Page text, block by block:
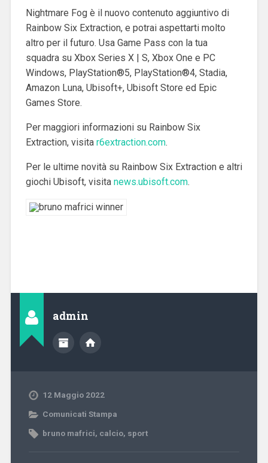
Nightmare Fog è il nuovo contenuto aggiuntivo di
Rainbow Six Extraction, e potrai aspettarti molto
altro per il futuro. Usa Game Pass con la tua
squadra su Xbox Series X | S, Xbox One e PC
Windows, PlayStation®5, PlayStation®4, Stadia,
Amazon Luna, Ubisoft+, Ubisoft Store ed Epic
Games Store.
Per maggiori informazioni su Rainbow Six
Extraction, visita r6extraction.com.
Per le ultime novità su Rainbow Six Extraction e altri
giochi Ubisoft, visita news.ubisoft.com.
admin
12 Maggio 2022
Comunicati Stampa
bruno mafrici, calcio, sport